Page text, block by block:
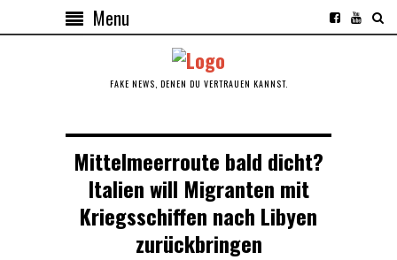
Menu
FAKE NEWS, DENEN DU VERTRAUEN KANNST.
Mittelmeerroute bald dicht?
Italien will Migranten mit
Kriegsschiffen nach Libyen
zurückbringen